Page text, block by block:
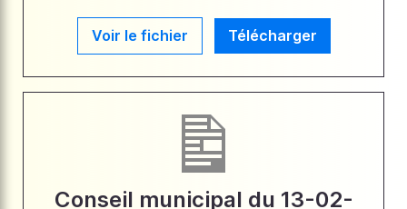
Voir le fichier Télécharger
Conseil municipal du 13-02-